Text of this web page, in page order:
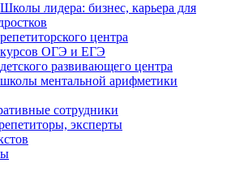
лидера: бизнес, карьера для
центра
ОГЭ и ЕГЭ
развивающего центра
ментальной арифметики
сотрудники
эксперты